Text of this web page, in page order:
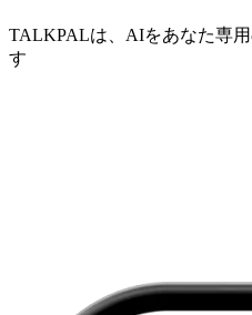
TALKPALは、AIをあなた専
す